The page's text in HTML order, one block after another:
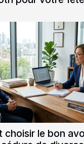
choisir le bon